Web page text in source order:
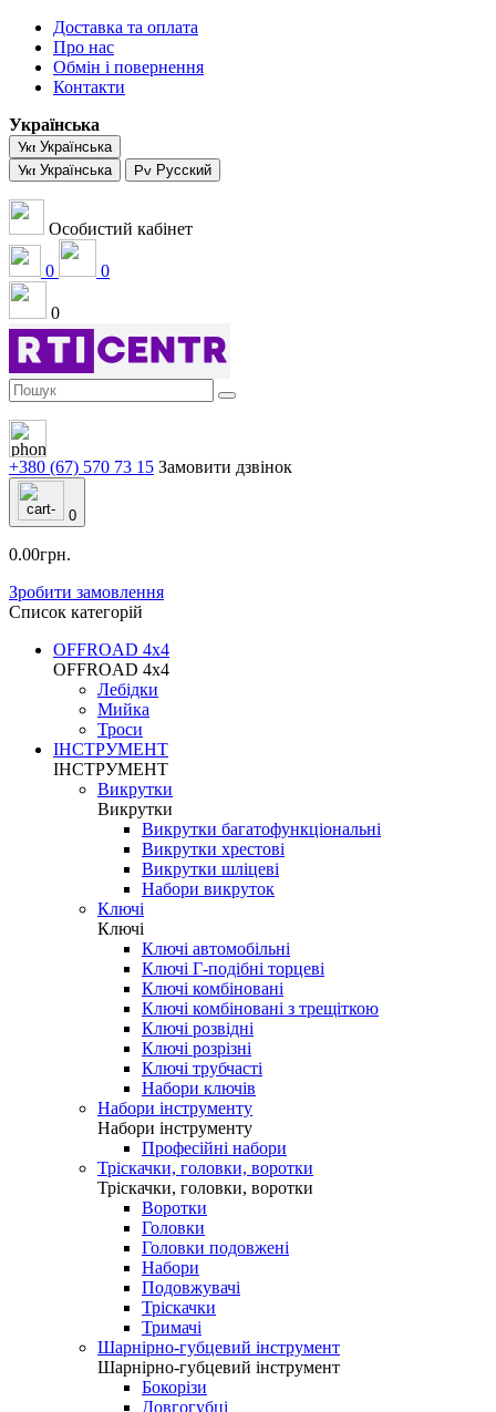
Доставка та оплата
Про нас
Обмін і повернення
Контакти
Українська
Українська
Українська
Русский
Особистий кабінет
0 0
0
+380 (67) 570 73 15 Замовити дзвінок
0
0.00грн.
Зробити замовлення
Список категорій
OFFROAD 4х4
OFFROAD 4х4
Лебідки
Мийка
Троси
ІНСТРУМЕНТ
ІНСТРУМЕНТ
Викрутки
Викрутки
Викрутки багатофункціональні
Викрутки хрестові
Викрутки шліцеві
Набори викруток
Ключі
Ключі
Ключі автомобільні
Ключі Г-подібні торцеві
Ключі комбіновані
Ключі комбіновані з трещіткою
Ключі розвідні
Ключі розрізні
Ключі трубчасті
Набори ключів
Набори інструменту
Набори інструменту
Професійні набори
Тріскачки, головки, воротки
Тріскачки, головки, воротки
Воротки
Головки
Головки подовжені
Набори
Подовжувачі
Тріскачки
Тримачі
Шарнірно-губцевий інструмент
Шарнірно-губцевий інструмент
Бокорізи
Довгогубці